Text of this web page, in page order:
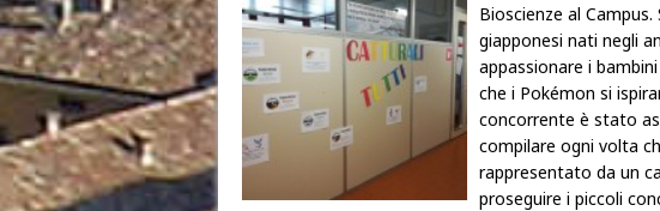
Bioscienze al
giapponesi nati negli
appassionare i
che i Pokémon si
concorrente è stato
compilare ogni volta
rappresentato da un
proseguire i piccoli